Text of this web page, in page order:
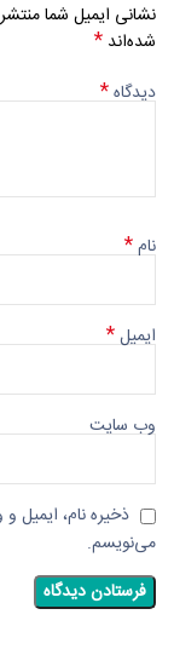
نشانی ایمیل شما
شده‌اند *
دیدگاه*
نام*
ایمیل*
وب‌ سایت
ذخیره نام، ایمیل
می‌نویسم.